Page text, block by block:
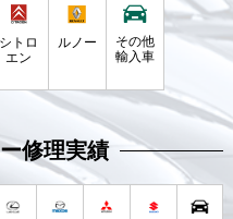
シトロ
エン
ルノー
その他
輸入車
修理実績